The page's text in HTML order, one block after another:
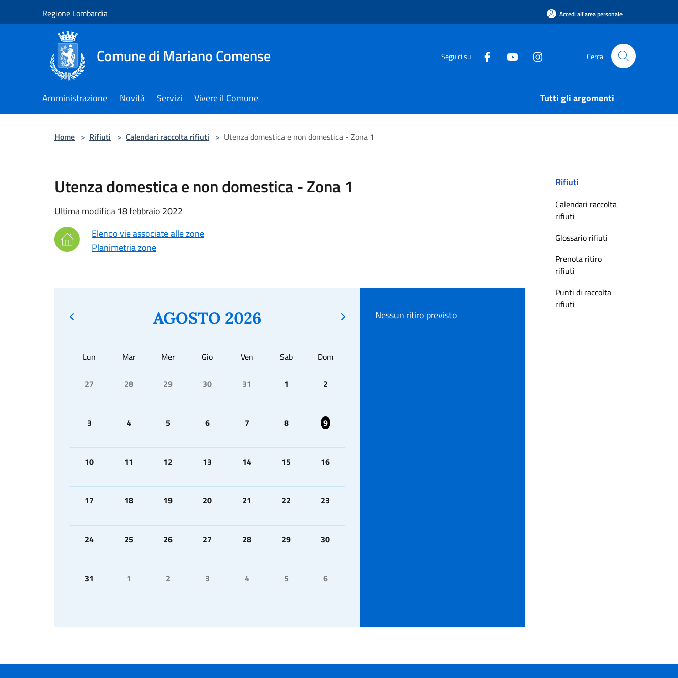
Regione Lombardia Accedi all'area personale
Comune di Mariano Comense Seguici su Cerca
Amministrazione Novità Servizi Vivere il Comune Tutti gli argomenti
Home > Rifiuti > Calendari raccolta rifiuti > Utenza domestica e non domestica - Zona 1
Utenza domestica e non domestica - Zona 1
Ultima modifica 18 febbraio 2022
Elenco vie associate alle zone
Planimetria zone
AGOSTO 2026
Lun Mar Mer Gio Ven Sab Dom
27 28 29 30 31 1 2
3 4 5 6 7 8 9
10 11 12 13 14 15 16
17 18 19 20 21 22 23
24 25 26 27 28 29 30
31 1 2 3 4 5 6
Nessun ritiro previsto
Rifiuti
Calendari raccolta
rifiuti
Glossario rifiuti
Prenota ritiro
rifiuti
Punti di raccolta
rifiuti